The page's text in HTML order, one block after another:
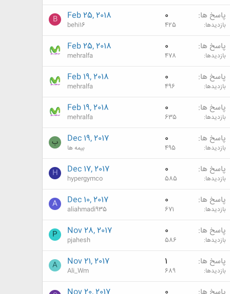
پاسخ ها 0
بازدیدها 425
Feb 25, 2018
behi16
B
پاسخ ها 0
بازدیدها 478
Feb 25, 2018
mehralfa
پاسخ ها 0
بازدیدها 496
Feb 19, 2018
mehralfa
پاسخ ها 0
بازدیدها 635
Feb 19, 2018
mehralfa
پاسخ ها 0
بازدیدها 495
Dec 19, 2017
بیمه ها ب
پاسخ ها 0
بازدیدها 585
Dec 17, 2017
hypergymco
H
پاسخ ها 0
بازدیدها 671
Dec 10, 2017
aliahmadi935
A
پاسخ ها 0
بازدیدها 586
Nov 28, 2017
pjahesh
P
پاسخ ها 1
بازدیدها 689
Nov 21, 2017
Ali_Wm
A